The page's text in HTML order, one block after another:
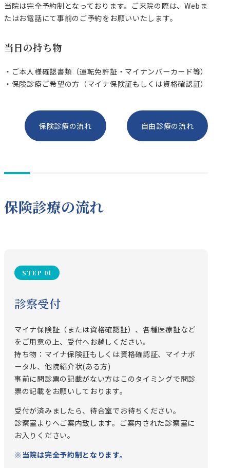
当院は完全予約制となっております。ご来院の際は、Webま
たはお電話にて事前のご予約をお願いいたします。
当日の持ち物
・ご本人様確認書類（運転免許証・マイナンバーカード等）
・保険診療ご希望の方（マイナ保険証もしくは資格確認証）
保険診療の流れ 自由診療の流れ
保険診療の流れ
STEP 01
診察受付
マイナ保険証（または資格確認証）、各種医療証など
をご用意の上、受付へお越しください。
持ち物：マイナ保険証もしくは資格確認証、マイナポ
ータル、他院紹介状(ある方)
事前に問診票の記載がない方はこのタイミングで問診
票の記載をお願いしております。
受付が済みましたら、待合室でお待ちください。
診察室よりへご案内致します。ご案内された診察室に
お入りください。
※当院は完全予約制となります。